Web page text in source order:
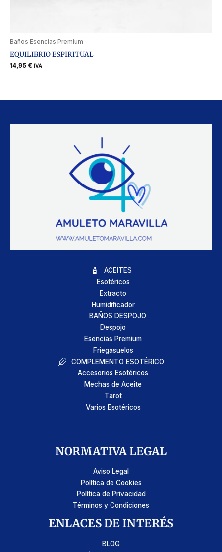
Baños Esencias Premium
EQUILIBRIO ESPIRITUAL
14,95 € IVA
ACEITES
Esotéricos
Extracto
Humidificador
BAÑOS DESPOJO
Despojo
Esencias Premium
Friegasuelos
COMPLEMENTO ESOTÉRICO
Accesorios Esotéricos
Mechas de Aceite
Tarot
Varios Esotéricos
NORMATIVA LEGAL
Aviso Legal
Política de Cookies
Política de Privacidad
Términos y Condiciones
ENLACES DE INTERÉS
BLOG